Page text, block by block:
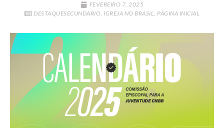
FEVEREIRO 7, 2025
DESTAQUESECUNDARIO, IGREJA NO BRASIL, PÁGINA INICIAL